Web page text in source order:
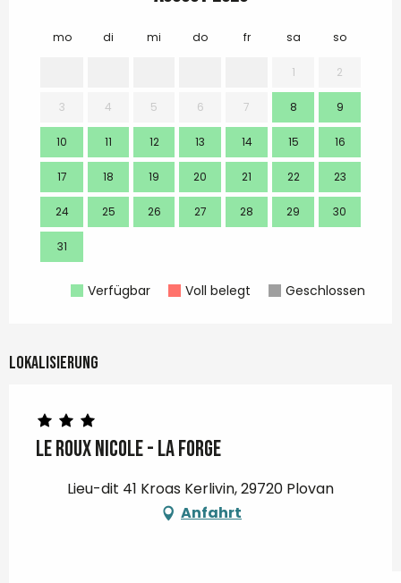
mo di mi do fr sa so
1 2
3 4 5 6 7 8 9
10 11 12 13 14 15 16
17 18 19 20 21 22 23
24 25 26 27 28 29 30
31
Verfügbar Voll belegt Geschlossen
Lokalisierung
LE ROUX Nicole - La forge
Lieu-dit 41 Kroas Kerlivin, 29720 Plovan
Anfahrt